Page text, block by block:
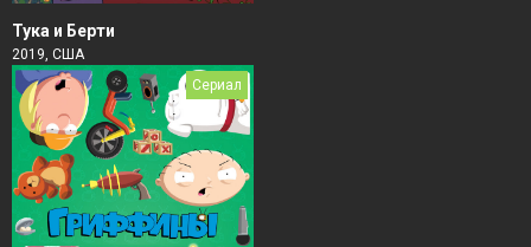
Тука и Берти
2019, США
Сериал